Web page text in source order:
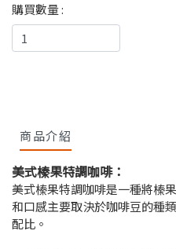
購買數量 :
商品介紹
美式榛果特調咖啡：
美式榛果特調咖啡是一種將榛
和口感主要取決於咖啡豆的種
配比。